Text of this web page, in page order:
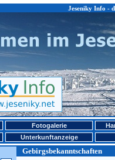
Jeseniky Info -
Fotogalerie
Unterkunftanzeige
Gebirgsbekanntschaften